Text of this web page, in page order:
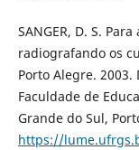
SANGER, D. S.
radiografando os
Porto Alegre. 2003.
Faculdade de
Grande do Sul,
https://